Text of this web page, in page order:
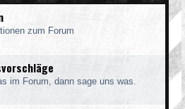
zum Forum
im Forum, dann sage uns was.